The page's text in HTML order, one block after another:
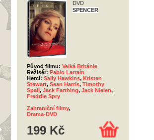
DVD
SPENCER
Původ filmu: Velká Británie
Režisér: Pablo Larraín
Herci: Sally Hawkins, Kristen
Stewart, Sean Harris, Timothy
Spall, Jack Farthing, Jack Nielen,
Freddie Spry
Zahraniční filmy,
Drama-DVD
199 Kč